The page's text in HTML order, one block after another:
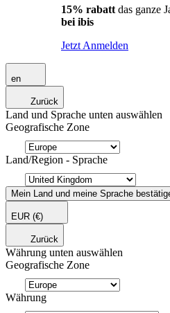
15% rabatt das ganze
bei ibis
Jetzt Anmelden
en
Zurück
Land und Sprache unten auswählen
Geografische Zone
Land/Region - Sprache
Mein Land und meine Sprache
EUR (€)
Zurück
Währung unten auswählen
Geografische Zone
Währung